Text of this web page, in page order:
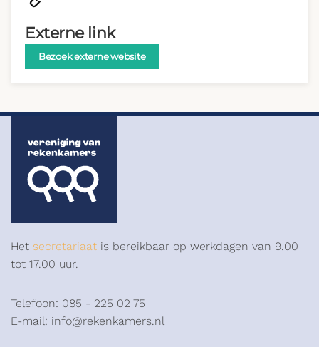
Externe link
Bezoek externe website
Het secretariaat is bereikbaar op werkdagen van 9.00
tot 17.00 uur.
Telefoon: 085 - 225 02 75
E-mail: info@rekenkamers.nl